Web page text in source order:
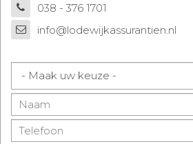
038 - 376 1701
info@lodewijkassurantien.nl